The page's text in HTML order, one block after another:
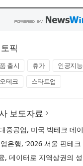
픽
출시 휴가
인공지능
테크
스타트업
보도자료